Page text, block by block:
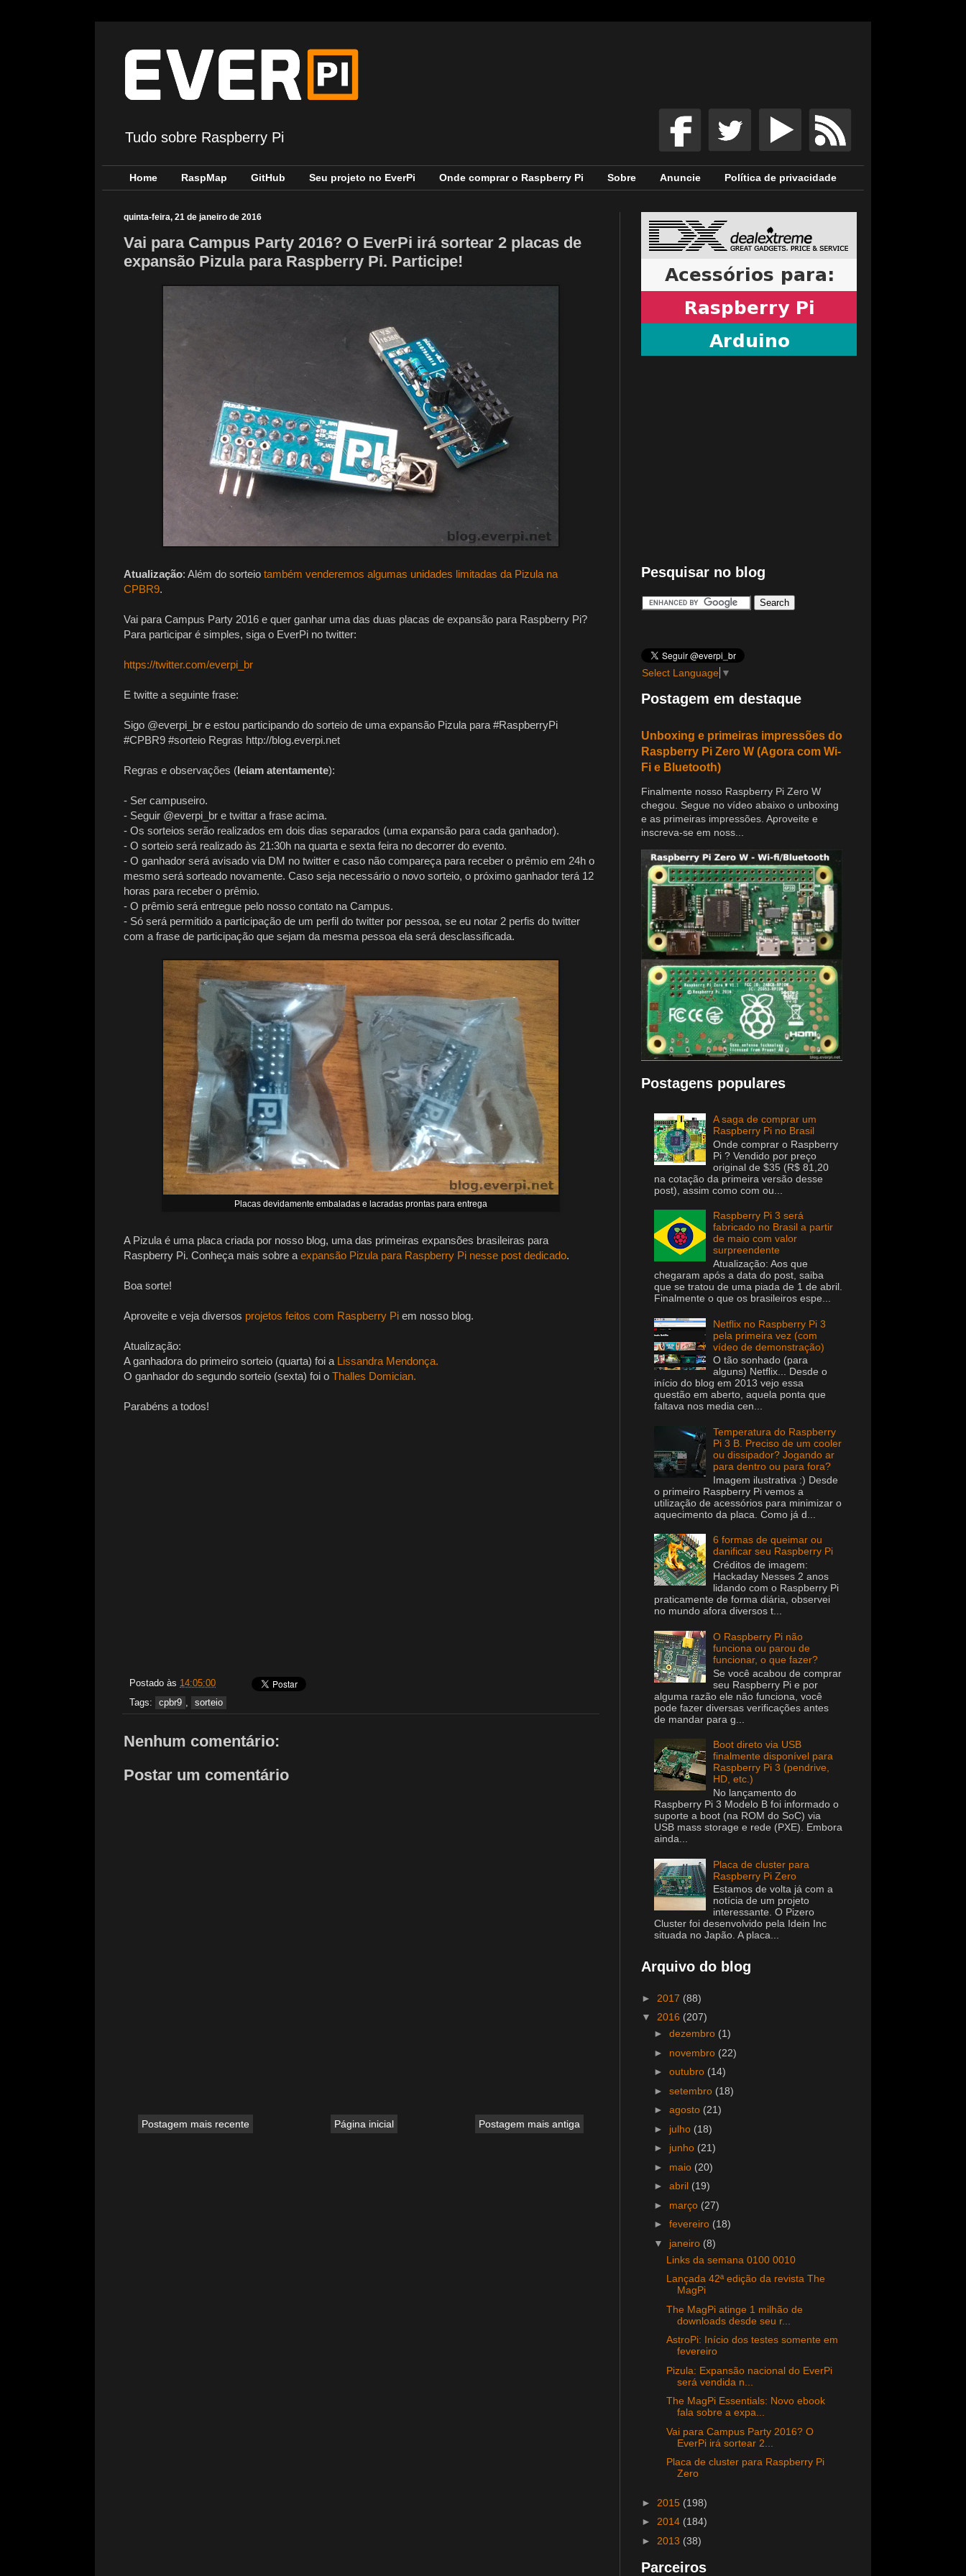
Tudo sobre Raspberry Pi
Home RaspMap GitHub Seu projeto no EverPi Onde comprar o Raspberry Pi Sobre Anuncie Política de privacidade
quinta-feira, 21 de janeiro de 2016
Vai para Campus Party 2016? O EverPi irá sortear 2 placas de
expansão Pizula para Raspberry Pi. Participe!
Atualização: Além do sorteio também venderemos algumas unidades limitadas da Pizula na
CPBR9.
Vai para Campus Party 2016 e quer ganhar uma das duas placas de expansão para Raspberry Pi?
Para participar é simples, siga o EverPi no twitter:
https://twitter.com/everpi_br
E twitte a seguinte frase:
Sigo @everpi_br e estou participando do sorteio de uma expansão Pizula para #RaspberryPi
#CPBR9 #sorteio Regras http://blog.everpi.net
Regras e observações (leiam atentamente):
- Ser campuseiro.
- Seguir @everpi_br e twittar a frase acima.
- Os sorteios serão realizados em dois dias separados (uma expansão para cada ganhador).
- O sorteio será realizado às 21:30h na quarta e sexta feira no decorrer do evento.
- O ganhador será avisado via DM no twitter e caso não compareça para receber o prêmio em 24h o
mesmo será sorteado novamente. Caso seja necessário o novo sorteio, o próximo ganhador terá 12
horas para receber o prêmio.
- O prêmio será entregue pelo nosso contato na Campus.
- Só será permitido a participação de um perfil do twitter por pessoa, se eu notar 2 perfis do twitter
com a frase de participação que sejam da mesma pessoa ela será desclassificada.
Placas devidamente embaladas e lacradas prontas para entrega
A Pizula é uma placa criada por nosso blog, uma das primeiras expansões brasileiras para
Raspberry Pi. Conheça mais sobre a expansão Pizula para Raspberry Pi nesse post dedicado.
Boa sorte!
Aproveite e veja diversos projetos feitos com Raspberry Pi em nosso blog.
Atualização:
A ganhadora do primeiro sorteio (quarta) foi a Lissandra Mendonça.
O ganhador do segundo sorteio (sexta) foi o Thalles Domician.
Parabéns a todos!
Postado às 14:05:00
Tags:
cpbr9 , sorteio
Nenhum comentário:
Postar um comentário
Postagem mais recente Postagem mais antiga
Página inicial
Pesquisar no blog
Select Language ▼
Postagem em destaque
Unboxing e primeiras impressões do
Raspberry Pi Zero W (Agora com Wi-
Fi e Bluetooth)
Finalmente nosso Raspberry Pi Zero W
chegou. Segue no vídeo abaixo o unboxing
e as primeiras impressões. Aproveite e
inscreva-se em noss...
Postagens populares
A saga de comprar um
Raspberry Pi no Brasil
Onde comprar o Raspberry
Pi ? Vendido por preço
original de $35 (R$ 81,20
na cotação da primeira versão desse
post), assim como com ou...
Raspberry Pi 3 será
fabricado no Brasil a partir
de maio com valor
surpreendente
Atualização: Aos que
chegaram após a data do post, saiba
que se tratou de uma piada de 1 de abril.
Finalmente o que os brasileiros espe...
Netflix no Raspberry Pi 3
pela primeira vez (com
vídeo de demonstração)
O tão sonhado (para
alguns) Netflix... Desde o
início do blog em 2013 vejo essa
questão em aberto, aquela ponta que
faltava nos media cen...
Temperatura do Raspberry
Pi 3 B. Preciso de um cooler
ou dissipador? Jogando ar
para dentro ou para fora?
Imagem ilustrativa :) Desde
o primeiro Raspberry Pi vemos a
utilização de acessórios para minimizar o
aquecimento da placa. Como já d...
6 formas de queimar ou
danificar seu Raspberry Pi
Créditos de imagem:
Hackaday Nesses 2 anos
lidando com o Raspberry Pi
praticamente de forma diária, observei
no mundo afora diversos t...
O Raspberry Pi não
funciona ou parou de
funcionar, o que fazer?
Se você acabou de comprar
seu Raspberry Pi e por
alguma razão ele não funciona, você
pode fazer diversas verificações antes
de mandar para g...
Boot direto via USB
finalmente disponível para
Raspberry Pi 3 (pendrive,
HD, etc.)
No lançamento do
Raspberry Pi 3 Modelo B foi informado o
suporte a boot (na ROM do SoC) via
USB mass storage e rede (PXE). Embora
ainda...
Placa de cluster para
Raspberry Pi Zero
Estamos de volta já com a
notícia de um projeto
interessante. O Pizero
Cluster foi desenvolvido pela Idein Inc
situada no Japão. A placa...
Arquivo do blog
► 2017 (88)
▼
2016 (207)
► dezembro (1)
► novembro (22)
► outubro (14)
► setembro (18)
► agosto (21)
► julho (18)
► junho (21)
► maio (20)
► abril (19)
► março (27)
► fevereiro (18)
▼
janeiro (8)
Links da semana 0100 0010
Lançada 42ª edição da revista The
MagPi
The MagPi atinge 1 milhão de
downloads desde seu r...
AstroPi: Início dos testes somente em
fevereiro
Pizula: Expansão nacional do EverPi
será vendida n...
The MagPi Essentials: Novo ebook
fala sobre a expa...
Vai para Campus Party 2016? O
EverPi irá sortear 2...
Placa de cluster para Raspberry Pi
Zero
► 2015 (198)
► 2014 (184)
► 2013 (38)
Parceiros